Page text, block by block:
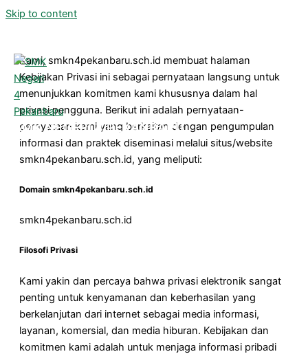
Skip to content
SMK NEGERI 4 PEKANBARU
Kami, smkn4pekanbaru.sch.id membuat halaman
Kebijakan Privasi ini sebagai pernyataan langsung untuk
menunjukkan komitmen kami khususnya dalam hal
privasi pengguna. Berikut ini adalah pernyataan-
pernyataan kami yang berkaitan dengan pengumpulan
informasi dan praktek diseminasi melalui situs/website
smkn4pekanbaru.sch.id, yang meliputi:
Domain smkn4pekanbaru.sch.id
smkn4pekanbaru.sch.id
Filosofi Privasi
Kami yakin dan percaya bahwa privasi elektronik sangat
penting untuk kenyamanan dan keberhasilan yang
berkelanjutan dari internet sebagai media informasi,
layanan, komersial, dan media hiburan. Kebijakan dan
komitmen kami adalah untuk menjaga informasi pribadi